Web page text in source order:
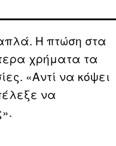
Η πτώση στα
χρήματα τα
«Αντί να κόψει
να